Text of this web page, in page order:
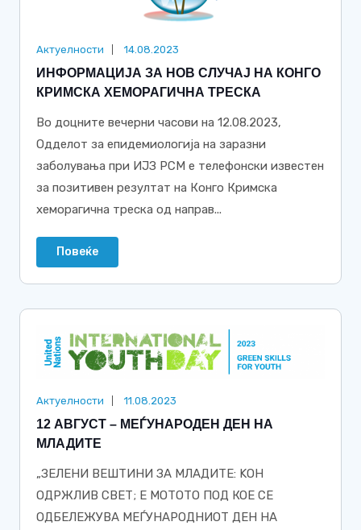
Актуелности 14.08.2023
ИНФОРМАЦИЈА ЗА НОВ СЛУЧАЈ НА КОНГО
КРИМСКА ХЕМОРАГИЧНА ТРЕСКА
Во доцните вечерни часови на 12.08.2023,
Одделот за епидемиологија на заразни
заболувања при ИЈЗ РСМ е телефонски известен
за позитивен резултат на Конго Кримска
хеморагична треска од направ...
Повеќе
Актуелности 11.08.2023
12 АВГУСТ – МЕЃУНАРОДЕН ДЕН НА
МЛАДИТЕ
„ЗЕЛЕНИ ВЕШТИНИ ЗА МЛАДИТЕ: KОН
ОДРЖЛИВ СВЕТ; Е МОТОТО ПОД КОЕ СЕ
ОДБЕЛЕЖУВА МЕЃУНАРОДНИОТ ДЕН НА